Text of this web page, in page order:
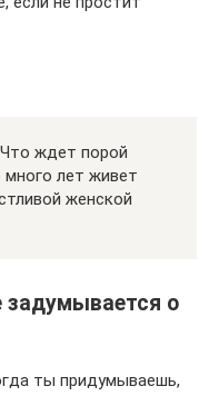
ждет порой
лет живет
женской
о
ты придумываешь,